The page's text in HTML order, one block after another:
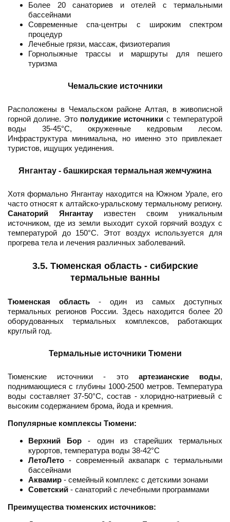
Более 20 санаториев и отелей с термальными
бассейнами
Современные спа-центры с широким спектром
процедур
Лечебные грязи, массаж, физиотерапия
Горнолыжные трассы и маршруты для пешего
туризма
Чемальские источники
Расположены в Чемальском районе Алтая, в живописной
горной долине. Это полудикие источники с температурой
воды 35-45°C, окруженные кедровым лесом.
Инфраструктура минимальна, но именно это привлекает
туристов, ищущих уединения.
Янгантау - башкирская термальная жемчужина
Хотя формально Янгантау находится на Южном Урале, его
часто относят к алтайско-уральскому термальному региону.
Санаторий Янгантау известен своим уникальным
источником, где из земли выходит сухой горячий воздух с
температурой до 150°C. Этот воздух используется для
прогрева тела и лечения различных заболеваний.
3.5. Тюменская область - сибирские
термальные ванны
Тюменская область - один из самых доступных
термальных регионов России. Здесь находится более 20
оборудованных термальных комплексов, работающих
круглый год.
Термальные источники Тюмени
Тюменские источники - это артезианские воды,
поднимающиеся с глубины 1000-2500 метров. Температура
воды составляет 37-50°C, состав - хлоридно-натриевый с
высоким содержанием брома, йода и кремния.
Популярные комплексы Тюмени:
Верхний Бор - один из старейших термальных
курортов, температура воды 38-42°C
ЛетоЛето - современный аквапарк с термальными
бассейнами
Аквамир - семейный комплекс с детскими зонами
Советский - санаторий с лечебными программами
Преимущества тюменских источников: